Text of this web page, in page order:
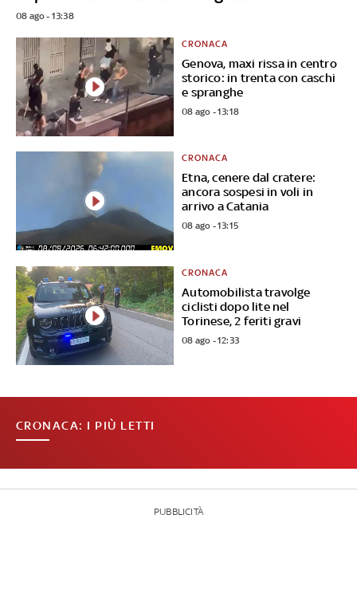
08 ago - 13:38
Genova, maxi rissa in centro
storico: in trenta con caschi
e spranghe
CRONACA
08 ago - 13:18
Etna, cenere dal cratere:
ancora sospesi in voli in
arrivo a Catania
CRONACA
08 ago - 13:15
Automobilista travolge
ciclisti dopo lite nel
Torinese, 2 feriti gravi
CRONACA
08 ago - 12:33
CRONACA: I PIÙ LETTI
PUBBLICITÀ